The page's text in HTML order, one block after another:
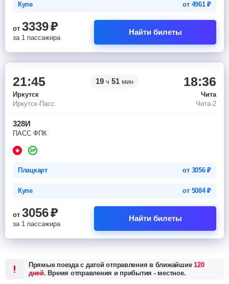
Купе от 4961₽
от 3339₽
за 1 пассажира
Найти билеты
21:45 19 ч 51 мин 18:36
Иркутск
Чита
Иркутск-Пасс.
Чита-2
328И
ПАСС ФПК
Плацкарт от 3056₽
Купе от 5084₽
от 3056₽
за 1 пассажира
Найти билеты
Прямые поезда с датой отправления в ближайшие120
дней. Время отправления и прибытия - местное.